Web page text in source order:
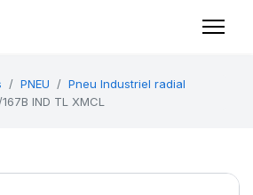
PNEU
Pneu Industriel radial
IND TL XMCL